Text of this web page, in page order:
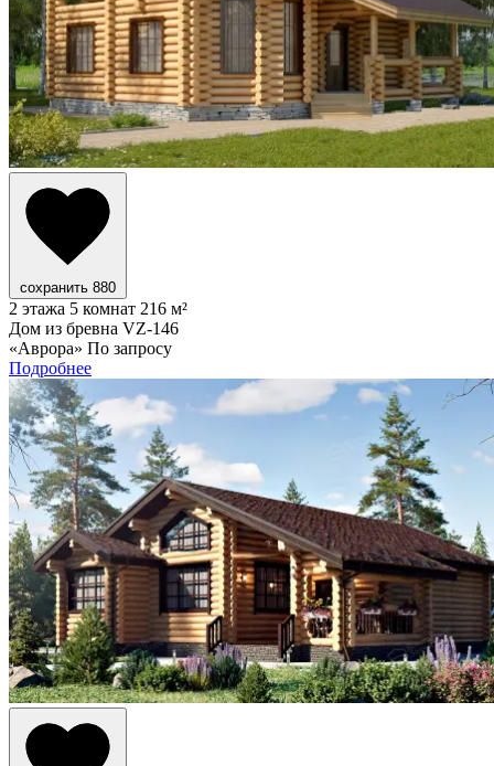
сохранить 880
2 этажа 5 комнат 216 м²
Дом из бревна VZ-146
«Аврора» По запросу
Подробнее